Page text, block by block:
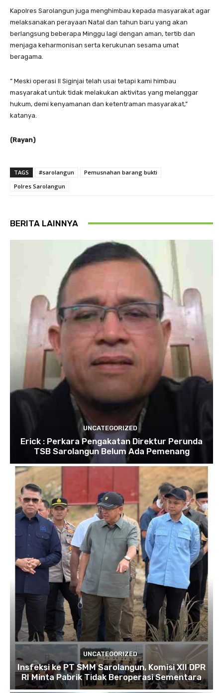
Kapolres Sarolangun juga menghimbau kepada masyarakat agar
melaksanakan perayaan Natal dan tahun baru yang akan
berlangsung beberapa Minggu lagi dengan aman, tertib dan
menjaga keharmonisan serta kerukunan sesama umat
beragama.
” Meski operasi II Siginjai telah usai tetapi kami himbau
masyarakat untuk tidak melakukan aktivitas yang melanggar
hukum, demi kenyamanan dan ketentraman masyarakat,”
katanya.
(Rayan)
TAGS #sarolangun
Pemusnahan barang bukti
Polres Sarolangun
BERITA LAINNYA
UNCATEGORIZED
Erick : Perkara Pengakatan Direktur Perunda
TSB Sarolangun Belum Ada Pemenang
UNCATEGORIZED
Insfeksi ke PT SMM Sarolangun, Komisi XII DPR
RI Minta Pabrik Tidak Beroperasi Sementara